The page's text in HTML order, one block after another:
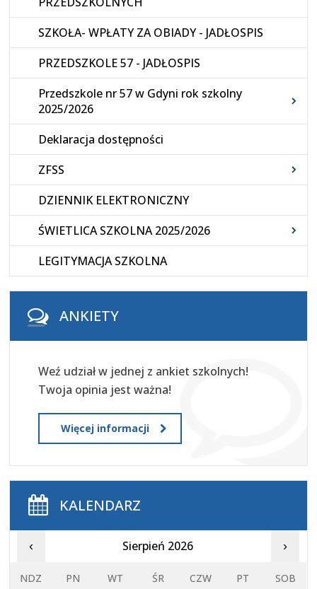
SZKOŁA- WPŁATY ZA OBIADY - JADŁOSPIS
PRZEDSZKOLE 57 - JADŁOSPIS
Przedszkole nr 57 w Gdyni rok szkolny
2025/2026
Deklaracja dostępności
ZFSS
DZIENNIK ELEKTRONICZNY
ŚWIETLICA SZKOLNA 2025/2026
LEGITYMACJA SZKOLNA
ANKIETY
Weź udział w jednej z ankiet szkolnych!
Twoja opinia jest ważna!
Więcej informacji
KALENDARZ
‹ Sierpień 2026 ›
NDZ PN WT ŚR CZW PT SOB